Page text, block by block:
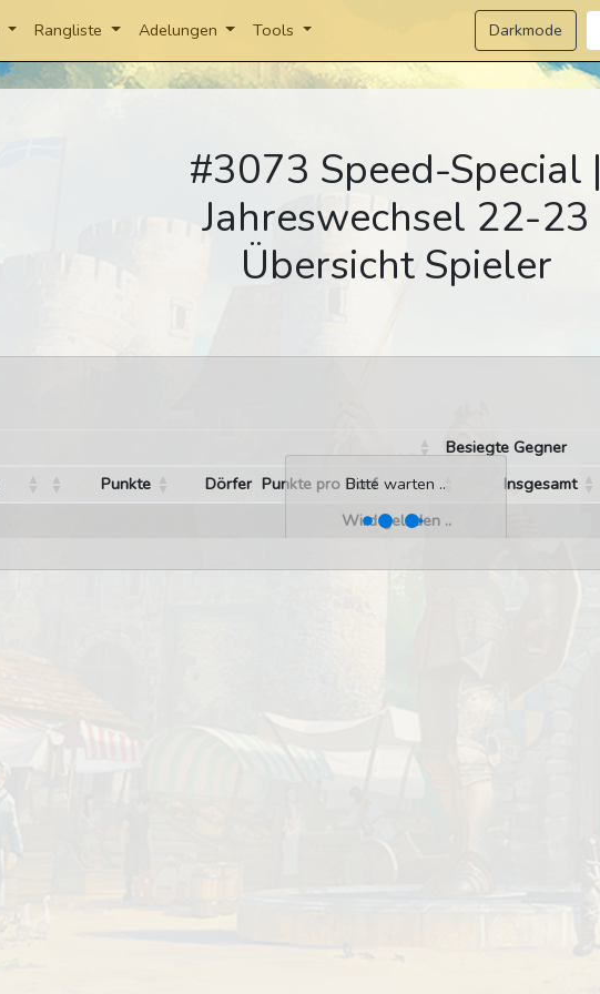
Rangliste Adelungen Tools Darkmode
#3073 Speed-Special |
Jahreswechsel 22-23
Übersicht Spieler
Bitte warten ..
Besiegte Gegner
Punkte Dörfer Punkte pro Dorf Insgesamt
Wird geladen ..